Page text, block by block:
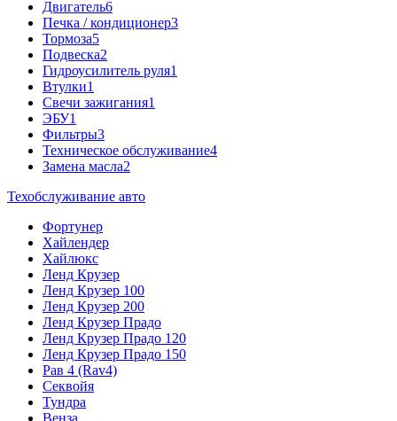
Двигатель6
Печка / кондиционер3
Тормоза5
Подвеска2
Гидроусилитель руля1
Втулки1
Свечи зажигания1
ЭБУ1
Фильтры3
Техническое обслуживание4
Замена масла2
Техобслуживание авто
Фортунер
Хайлендер
Хайлюкс
Ленд Крузер
Ленд Крузер 100
Ленд Крузер 200
Ленд Крузер Прадо
Ленд Крузер Прадо 120
Ленд Крузер Прадо 150
Рав 4 (Rav4)
Секвойя
Тундра